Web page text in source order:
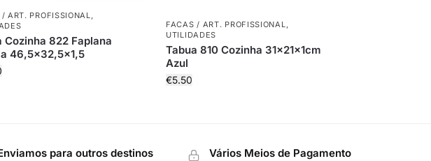
ART. PROFISSIONAL
Cozinha 822 Faplana
46,5×32,5×1,5
FACAS / ART. PROFISSIONAL
UTILIDADES
Tabua 810 Cozinha 31x21x1cm
Azul
€5.50
para outros destinos Vários Meios de Pagamento